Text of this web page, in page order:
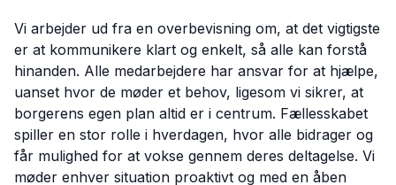
Vi arbejder ud fra en overbevisning om, at det vigtigste
er at kommunikere klart og enkelt, så alle kan forstå
hinanden. Alle medarbejdere har ansvar for at hjælpe,
uanset hvor de møder et behov, ligesom vi sikrer, at
borgerens egen plan altid er i centrum. Fællesskabet
spiller en stor rolle i hverdagen, hvor alle bidrager og
får mulighed for at vokse gennem deres deltagelse. Vi
møder enhver situation proaktivt og med en åben